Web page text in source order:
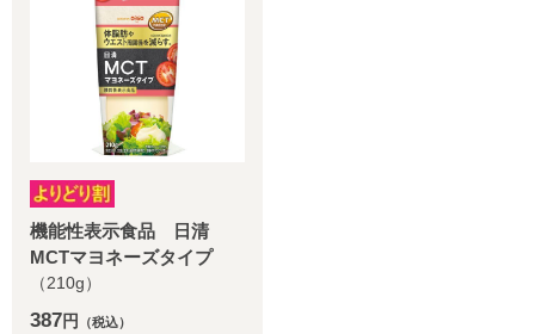
機能性表示食品 日清
MCTマヨネーズタイプ
（210g）
387 円 （税込）